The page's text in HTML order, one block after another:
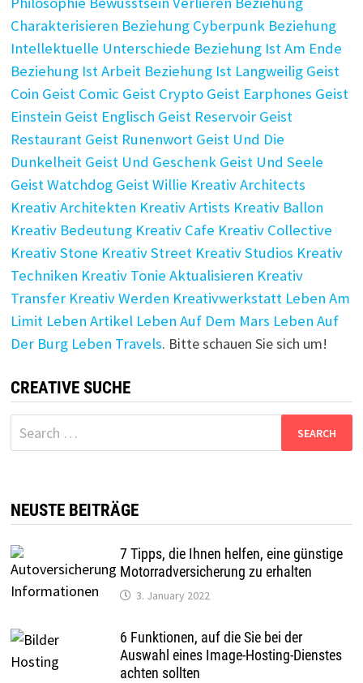
Charakterisieren Beziehung Cyberpunk Beziehung
Intellektuelle Unterschiede Beziehung Ist Am Ende
Beziehung Ist Arbeit Beziehung Ist Langweilig Geist
Coin Geist Comic Geist Crypto Geist Earphones Geist
Einstein Geist Englisch Geist Reservoir Geist
Restaurant Geist Runenwort Geist Und Die
Dunkelheit Geist Und Geschenk Geist Und Seele
Geist Watchdog Geist Willie Kreativ Architects
Kreativ Architekten Kreativ Artists Kreativ Ballon
Kreativ Bedeutung Kreativ Cafe Kreativ Collective
Kreativ Stone Kreativ Street Kreativ Studios Kreativ
Techniken Kreativ Tonie Aktualisieren Kreativ
Transfer Kreativ Werden Kreativwerkstatt Leben Am
Limit Leben Artikel Leben Auf Dem Mars Leben Auf
Der Burg Leben Travels. Bitte schauen Sie sich um!
CREATIVE SUCHE
Search
for:
NEUSTE BEITRÄGE
7 Tipps, die Ihnen helfen, eine günstige
Motorradversicherung zu erhalten
3. January 2022
6 Funktionen, auf die Sie bei der
Auswahl eines Image-Hosting-Dienstes
achten sollten